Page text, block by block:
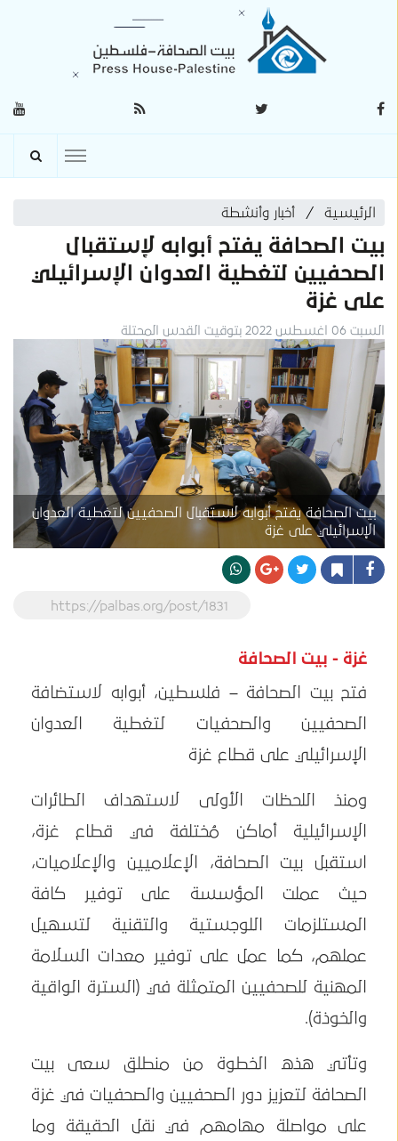
الرئيسية أخبار وأنشطة
بيت الصحافة يفتح أبوابه لإستقبال
الصحفيين لتغطية العدوان الإسرائيلي
على غزة
السبت 06 اغسطس 2022 بتوقيت القدس المحتلة
بيت الصحافة يفتح أبوابه لاستقبال الصحفيين لتغطية العدوان
الإسرائيلي على غزة
https://palbas.org/post/1831
غزة - بيت الصحافة
فتح بيت الصحافة – فلسطين، أبوابه لاستضافة
الصحفيين والصحفيات لتغطية العدوان
الإسرائيلي على قطاع غزة
ومنذ اللحظات الأولى لاستهداف الطائرات
الإسرائيلية أماكن مُختلفة في قطاع غزة،
استقبل بيت الصحافة، الإعلاميين والإعلاميات،
حيث عملت المؤسسة على توفير كافة
المستلزمات اللوجستية والتقنية لتسهيل
عملهم، كما عمل على توفير معدات السلامة
المهنية للصحفيين المتمثلة في (السترة الواقية
والخوذة).
وتأتي هذه الخطوة من منطلق سعى بيت
الصحافة لتعزيز دور الصحفيين والصحفيات في غزة
على مواصلة مهامهم في نقل الحقيقة وما